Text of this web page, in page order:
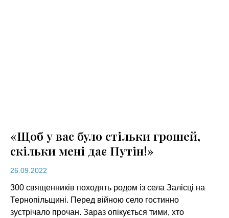
«Щоб у вас було стільки грошей,
скільки мені дає Путін!»
26.09.2022
300 священників походять родом із села Залісці на
Тернопільщині. Перед війною село гостинно
зустрічало прочан. Зараз опікується тими, хто